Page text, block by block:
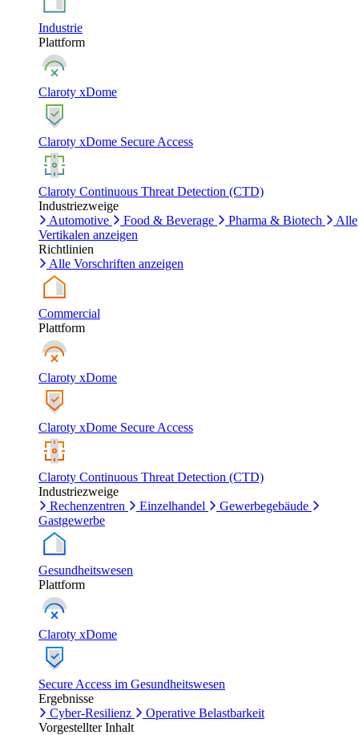
Industrie
Plattform
Claroty xDome
Claroty xDome Secure Access
Claroty Continuous Threat Detection (CTD)
Industriezweige
Automotive
Food & Beverage Pharma & Biotech
Alle
Vertikalen anzeigen
Richtlinien
Alle Vorschriften anzeigen
Commercial
Plattform
Claroty xDome
Claroty xDome Secure Access
Claroty Continuous Threat Detection (CTD)
Industriezweige
Rechenzentren
Einzelhandel
Gewerbegebäude
Gastgewerbe
Gesundheitswesen
Plattform
Claroty xDome
Secure Access im Gesundheitswesen
Ergebnisse
Cyber-Resilienz
Operative Belastbarkeit
Vorgestellter Inhalt